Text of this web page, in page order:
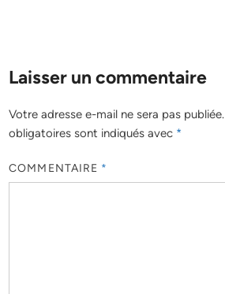
Laisser un commentaire
Votre adresse e-mail ne sera pas publiée.
obligatoires sont indiqués avec *
COMMENTAIRE *